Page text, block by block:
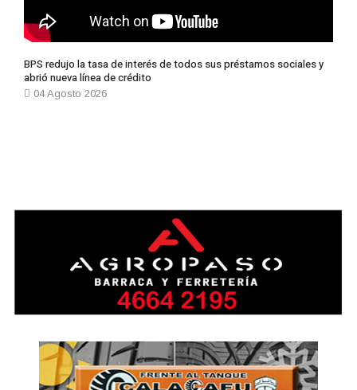
BPS redujo la tasa de interés de todos sus préstamos sociales y
abrió nueva línea de crédito
04 Agosto 2026